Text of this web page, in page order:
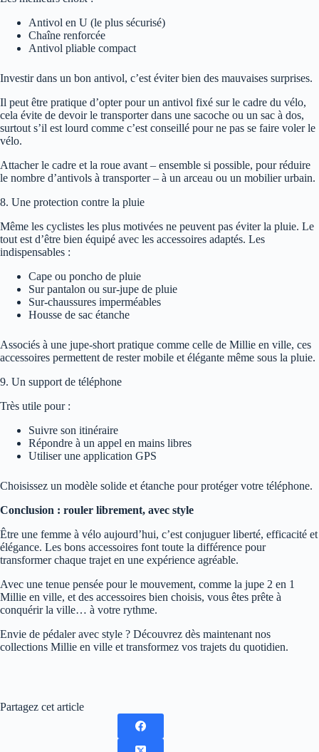
Antivol en U (le plus sécurisé)
Chaîne renforcée
Antivol pliable compact
Investir dans un bon antivol, c’est éviter bien des mauvaises surprises.
Il peut être pratique d’opter pour un antivol fixé sur le cadre du vélo,
cela évite de devoir le transporter dans une sacoche ou un sac à dos,
surtout s’il est lourd comme c’est conseillé pour ne pas se faire voler le
vélo.
Attacher le cadre et la roue avant – ensemble si possible, pour réduire
le nombre d’antivols à transporter – à un arceau ou un mobilier urbain.
8. Une protection contre la pluie
Même les cyclistes les plus motivées ne peuvent pas éviter la pluie. Le
tout est d’être bien équipé avec les accessoires adaptés. Les
indispensables :
Cape ou poncho de pluie
Sur pantalon ou sur-jupe de pluie
Sur-chaussures imperméables
Housse de sac étanche
Associés à une jupe-short pratique comme celle de Millie en ville, ces
accessoires permettent de rester mobile et élégante même sous la pluie.
9. Un support de téléphone
Très utile pour :
Suivre son itinéraire
Répondre à un appel en mains libres
Utiliser une application GPS
Choisissez un modèle solide et étanche pour protéger votre téléphone.
Conclusion : rouler librement, avec style
Être une femme à vélo aujourd’hui, c’est conjuguer liberté, efficacité et
élégance. Les bons accessoires font toute la différence pour
transformer chaque trajet en une expérience agréable.
Avec une tenue pensée pour le mouvement, comme la jupe 2 en 1
Millie en ville, et des accessoires bien choisis, vous êtes prête à
conquérir la ville… à votre rythme.
Envie de pédaler avec style ? Découvrez dès maintenant nos
collections Millie en ville et transformez vos trajets du quotidien.
Partagez cet article